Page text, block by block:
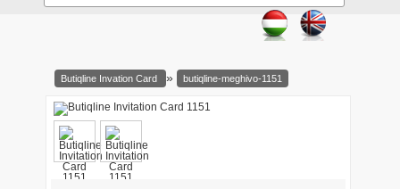
Butiqline Invation Card » butiqline-meghivo-1151